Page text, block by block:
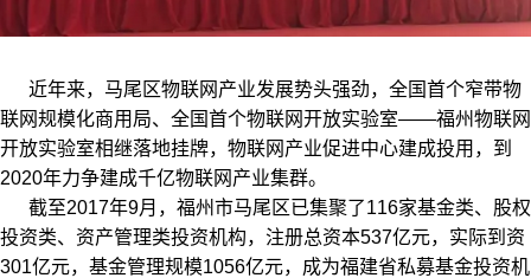
近年来，马尾区物联网产业发展势头强劲，全国首个窄带物
联网规模化商用局、全国首个物联网开放实验室——福州物联网
开放实验室相继落地挂牌，物联网产业促进中心建成投用，到
2020年力争建成千亿物联网产业集群。
截至2017年9月，福州市马尾区已集聚了116家基金类、股权
投资类、资产管理类投资机构，注册总资本537亿元，实际到资
301亿元，基金管理规模1056亿元，成为福建省私募基金投资机